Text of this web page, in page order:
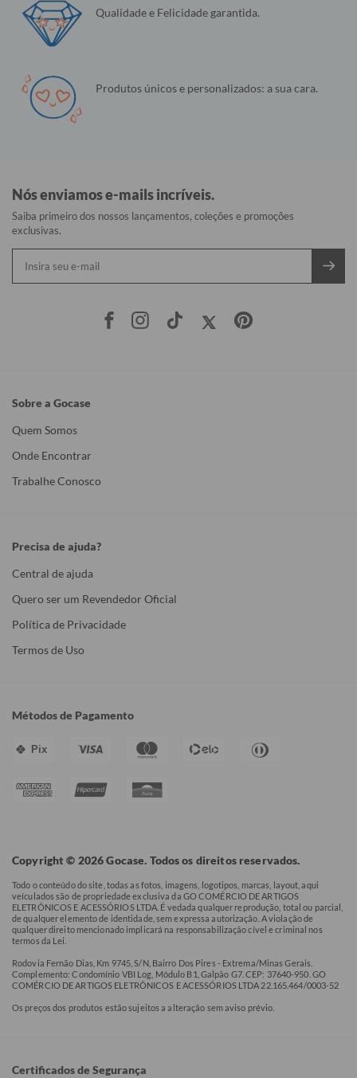
Qualidade e Felicidade garantida.
Produtos únicos e personalizados: a sua cara.
Nós enviamos e-mails incríveis.
Saiba primeiro dos nossos lançamentos, coleções e promoções
exclusivas.
Sobre a Gocase
Quem Somos
Onde Encontrar
Trabalhe Conosco
Precisa de ajuda?
Central de ajuda
Quero ser um Revendedor Oficial
Política de Privacidade
Termos de Uso
Métodos de Pagamento
Pix
Copyright © 2026 Gocase. Todos os direitos reservados.
Todo o conteúdo do site, todas as fotos, imagens, logotipos, marcas, layout, aqui
veículados são de propriedade exclusiva da GO COMÉRCIO DE ARTIGOS
ELETRÔNICOS E ACESSÓRIOS LTDA. É vedada qualquer reprodução, total ou parcial,
de qualquer elemento de identidade, sem expressa autorização. A violação de
qualquer direito mencionado implicará na responsabilização cível e criminal nos
termos da Lei.
Rodovia Fernão Dias, Km 9745, S/N, Bairro Dos Pires - Extrema/Minas Gerais.
Complemento: Condomínio VBI Log, Módulo B1, Galpão G7. CEP: 37640-950. GO
COMÉRCIO DE ARTIGOS ELETRÔNICOS E ACESSÓRIOS LTDA 22.165.464/0003-52
Os preços dos produtos estão sujeitos a alteração sem aviso prévio.
Certificados de Segurança